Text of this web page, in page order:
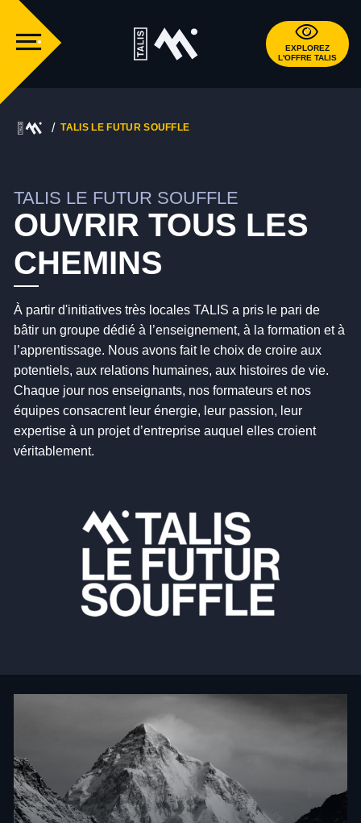
EXPLOREZ
L'OFFRE TALIS
TALIS LE FUTUR SOUFFLE
TALIS LE FUTUR SOUFFLE
OUVRIR TOUS LES
CHEMINS
À partir d'initiatives très locales TALIS a pris le pari de
bâtir un groupe dédié à l’enseignement, à la formation et à
l’apprentissage. Nous avons fait le choix de croire aux
potentiels, aux relations humaines, aux histoires de vie.
Chaque jour nos enseignants, nos formateurs et nos
équipes consacrent leur énergie, leur passion, leur
expertise à un projet d’entreprise auquel elles croient
véritablement.